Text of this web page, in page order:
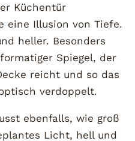
Küchentür
eine Illusion von Tiefe.
heller. Besonders
Spiegel, der
reicht und so das
verdoppelt.
ebenfalls, wie groß
Licht, hell und